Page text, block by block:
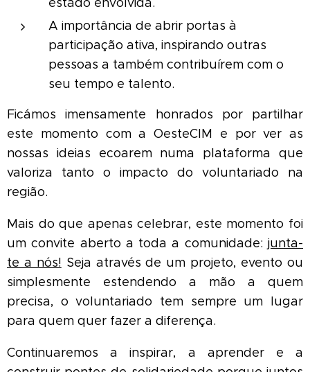
A importância de abrir portas à
participação ativa, inspirando outras
pessoas a também contribuírem com o
seu tempo e talento.
Ficámos imensamente honrados por partilhar
este momento com a OesteCIM e por ver as
nossas ideias ecoarem numa plataforma que
valoriza tanto o impacto do voluntariado na
região.
Mais do que apenas celebrar, este momento foi
um convite aberto a toda a comunidade: junta-
te a nós! Seja através de um projeto, evento ou
simplesmente estendendo a mão a quem
precisa, o voluntariado tem sempre um lugar
para quem quer fazer a diferença.
Continuaremos a inspirar, a aprender e a